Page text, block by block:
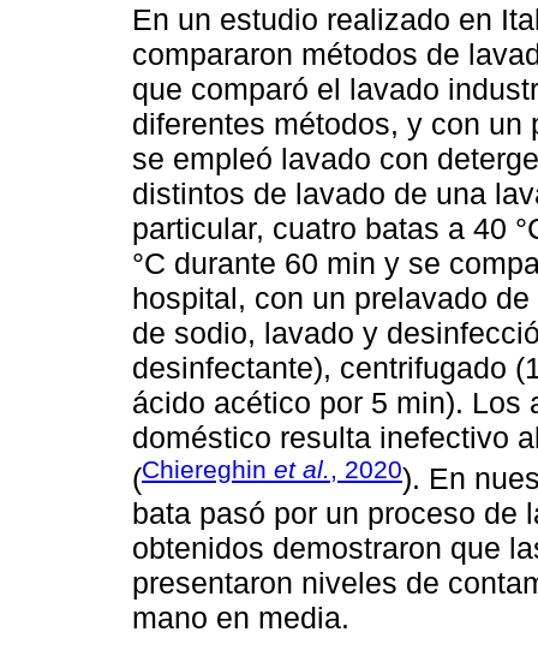
En un estudio realizado en
compararon métodos de
que comparó el lavado
diferentes métodos, y con
se empleó lavado con
distintos de lavado de una
particular, cuatro batas a 40
°C durante 60 min y se
hospital, con un prelavado
de sodio, lavado y
desinfectante), centrifugado
ácido acético por 5 min). Los
doméstico resulta inefectivo
(Chiereghin et al., 2020). En
bata pasó por un proceso de
obtenidos demostraron que
presentaron niveles de
mano en media.